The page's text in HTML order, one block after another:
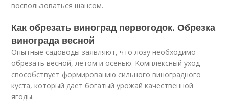
воспользоваться шансом.
Как обрезать виноград первогодок. Обрезка
винограда весной
Опытные садоводы заявляют, что лозу необходимо
обрезать весной, летом и осенью. Комплексный уход
способствует формированию сильного виноградного
куста, который дает богатый урожай качественной
ягоды.